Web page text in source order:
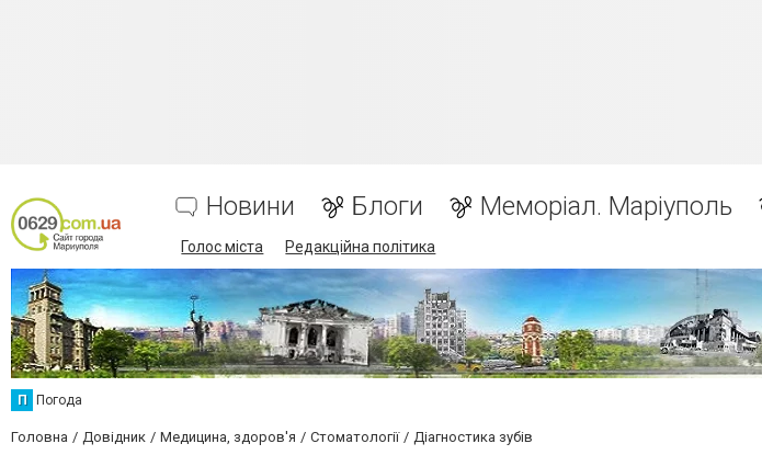
Новини Блоги Меморіал. Маріуполь
Голос міста Редакційна політика
П Погода
Головна Довідник Медицина, здоров'я Стоматології Діагностика зубів